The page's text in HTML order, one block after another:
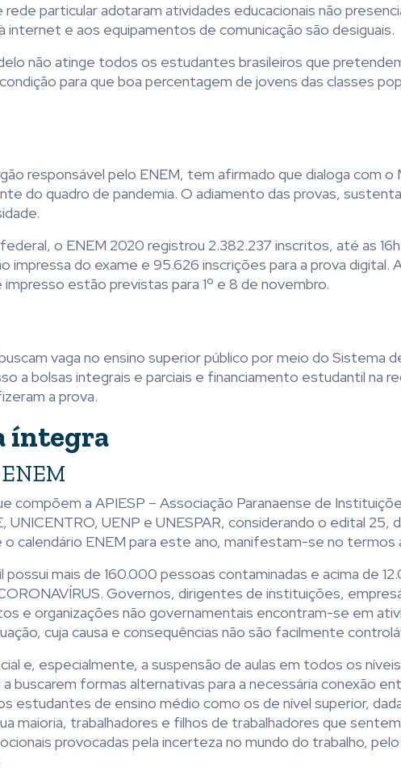
particular adotaram atividades educacionais não
internet e aos equipamentos de comunicação são desiguais.
não atinge todos os estudantes brasileiros que
para que boa percentagem de jovens das classes
responsável pelo ENEM, tem afirmado que dialoga com o
do quadro de pandemia. O adiamento das provas,
o ENEM 2020 registrou 2.382.237 inscritos, até as
impressa do exame e 95.626 inscrições para a prova digital.
estão previstas para 1º e 8 de novembro.
vaga no ensino superior público por meio do Sistema
a bolsas integrais e parciais e financiamento estudantil na
a prova.
íntegra
compõem a APIESP – Associação Paranaense de
UNICENTRO, UENP e UNESPAR, considerando o edital 25,
calendário ENEM para este ano, manifestam-se no termos
mais de 160.000 pessoas contaminadas e acima de
Governos, dirigentes de instituições,
e organizações não governamentais encontram-se em
cuja causa e consequências não são facilmente
e, especialmente, a suspensão de aulas em todos os
formas alternativas para a necessária conexão
estudantes de ensino médio como os de nível superior,
maioria, trabalhadores e filhos de trabalhadores que
provocadas pela incerteza no mundo do trabalho,